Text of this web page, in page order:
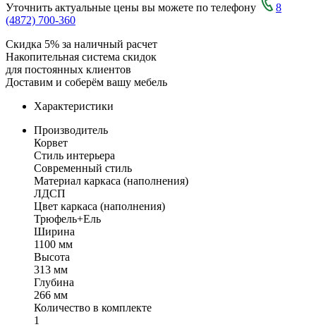
Уточнить актуальные цены вы можете по телефону
8
(4872) 700-360
Скидка 5% за наличный расчет
Накопительная система скидок
для постоянных клиентов
Доставим и соберём вашу мебель
Характеристики
Производитель
Корвет
Стиль интерьера
Современный стиль
Материал каркаса (наполнения)
ЛДСП
Цвет каркаса (наполнения)
Трюфель+Ель
Ширина
1100 мм
Высота
313 мм
Глубина
266 мм
Количество в комплекте
1